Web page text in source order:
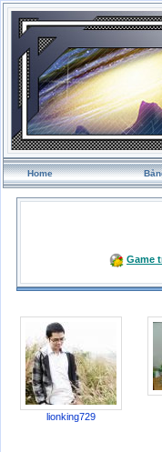
Home
Game
lionking729